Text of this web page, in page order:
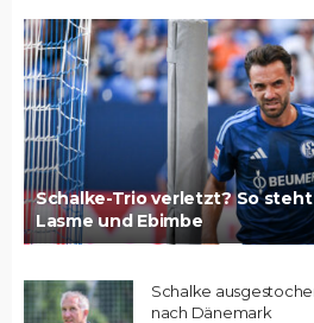
Schalke-Trio verletzt? So steht
Lasme und Ebimbe
Schalke
nach Dänemark